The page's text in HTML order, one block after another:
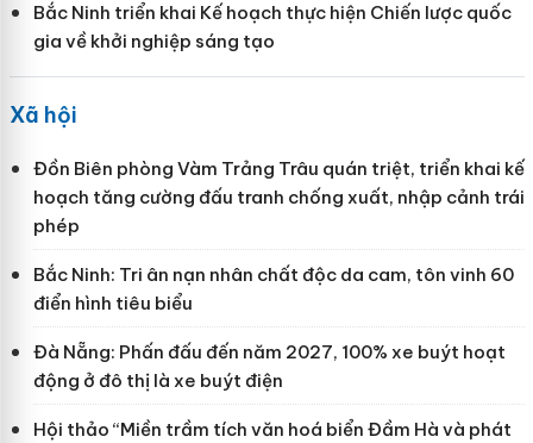
Bắc Ninh triển khai Kế hoạch thực hiện Chiến lược quốc
gia về khởi nghiệp sáng tạo
Xã hội
Đồn Biên phòng Vàm Trảng Trâu quán triệt, triển khai kế
hoạch tăng cường đấu tranh chống xuất, nhập cảnh trái
phép
Bắc Ninh: Tri ân nạn nhân chất độc da cam, tôn vinh 60
điển hình tiêu biểu
Đà Nẵng: Phấn đấu đến năm 2027, 100% xe buýt hoạt
động ở đô thị là xe buýt điện
Hội thảo “Miền trầm tích văn hoá biển Đầm Hà và phát